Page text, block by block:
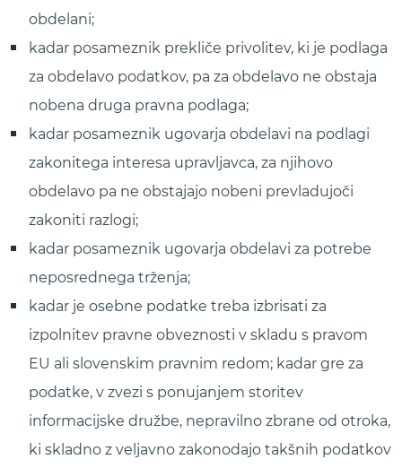
obdelani;
kadar posameznik prekliče privolitev, ki je podlaga
za obdelavo podatkov, pa za obdelavo ne obstaja
nobena druga pravna podlaga;
kadar posameznik ugovarja obdelavi na podlagi
zakonitega interesa upravljavca, za njihovo
obdelavo pa ne obstajajo nobeni prevladujoči
zakoniti razlogi;
kadar posameznik ugovarja obdelavi za potrebe
neposrednega trženja;
kadar je osebne podatke treba izbrisati za
izpolnitev pravne obveznosti v skladu s pravom
EU ali slovenskim pravnim redom; kadar gre za
podatke, v zvezi s ponujanjem storitev
informacijske družbe, nepravilno zbrane od otroka,
ki skladno z veljavno zakonodajo takšnih podatkov